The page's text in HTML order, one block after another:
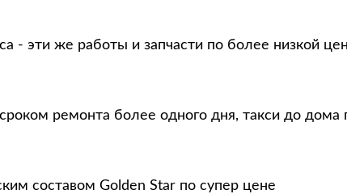
- эти же работы и запчасти по более низкой
ремонта более одного дня, такси до дома
составом Golden Star по супер цене